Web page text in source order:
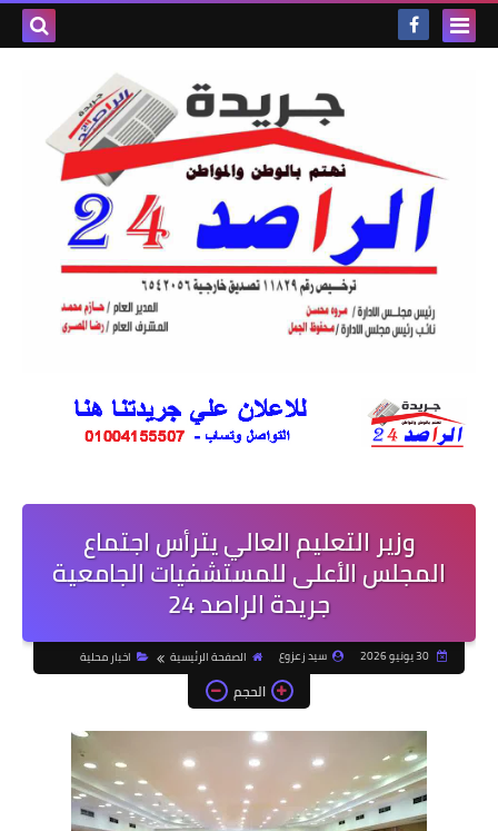
وزير التعليم العالي يترأس اجتماع
المجلس الأعلى للمستشفيات الجامعية
جريدة الراصد 24
30 يونيو 2026 سيد زعزوع الصفحة الرئيسية اخبار محلية
الحجم